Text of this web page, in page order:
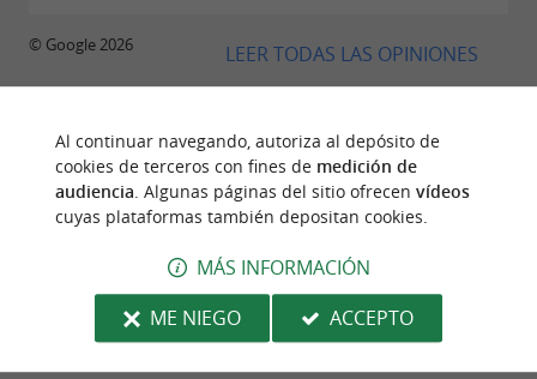
LEER TODAS LAS OPINIONES
© Google 2026
OPINIONES DE VIAJEROS
BI UR ARTE
167 Opinión
Al continuar navegando, autoriza al depósito de
cookies de terceros con fines de medición de
audiencia. Algunas páginas del sitio ofrecen vídeos
cuyas plataformas también depositan cookies.
MÁS INFORMACIÓN
ME NIEGO
ACCEPTO